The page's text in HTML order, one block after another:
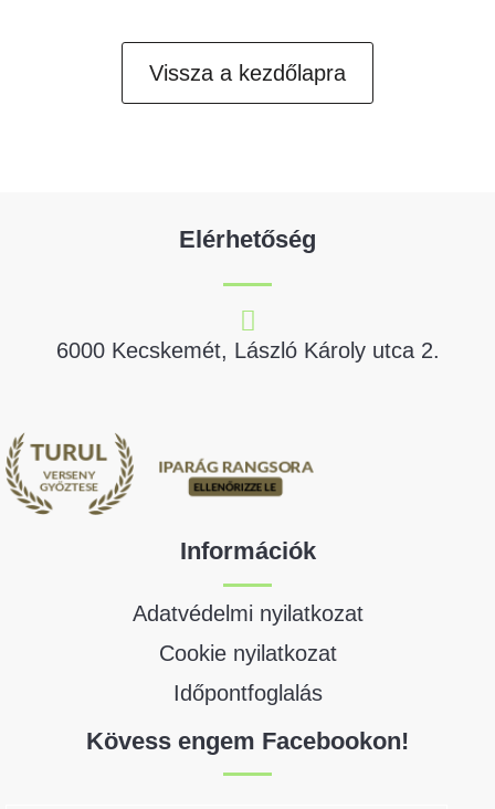
Vissza a kezdőlapra
Elérhetőség
6000 Kecskemét, László Károly utca 2.
Információk
Adatvédelmi nyilatkozat
Cookie nyilatkozat
Időpontfoglalás
Kövess engem Facebookon!